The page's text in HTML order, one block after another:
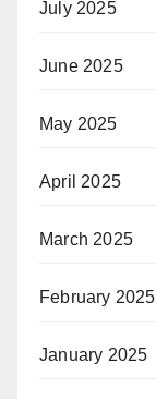
July 2025
June 2025
May 2025
April 2025
March 2025
February 2025
January 2025